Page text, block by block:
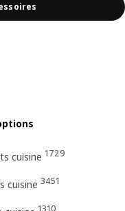
cuisine 1729
cuisine 3451
1310